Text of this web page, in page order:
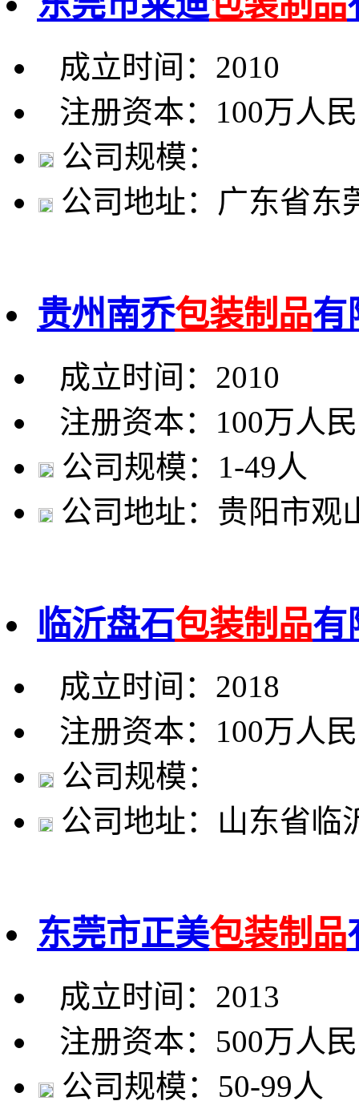
成立时间：2010
注册资本：100万人
公司规模：
公司地址：广东省东
贵州南乔包装制品有
成立时间：2010
注册资本：100万人
公司规模：1-49人
公司地址：贵阳市观
临沂盘石包装制品有
成立时间：2018
注册资本：100万人
公司规模：
公司地址：山东省临
东莞市正美包装制品
成立时间：2013
注册资本：500万人
公司规模：50-99人